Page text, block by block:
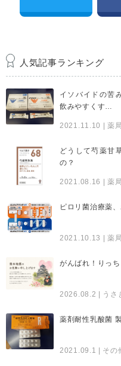
人気記事ランキング
イソバイドの苦
飲みやすくす…
2021.11.10 | 薬
どうして芍薬甘
の？
2021.08.16 | 薬
ピロリ菌治療薬
2021.10.13 | 薬
がんばれ！りっ
2026.08.2 | うさ
薬剤耐性乳酸菌
2021.09.1 | その